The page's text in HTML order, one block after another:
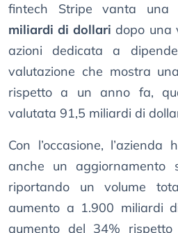
fintech Stripe vanta una
miliardi di dollari dopo una
azioni dedicata a
valutazione che mostra
rispetto a un anno fa,
valutata 91,5 miliardi di
Con l’occasione,
anche un aggiornamento
riportando un volume
aumento a 1.900 miliardi
aumento del 34% rispetto